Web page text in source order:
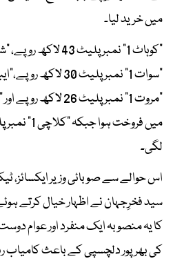
میں خرید لیا۔
لگی۔
اس حوالے سے صوبائی وزیر ایکسائز،
سید فخرِجہان نے اظہار خیال کرتے
کا یہ منصوبہ ایک منفرد اور عوام
کی بھرپور دلچسپی کے باعث کامیاب